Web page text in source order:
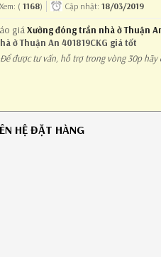
Xem: ( 1168) Cập nhật: 18/03/2019
giáXưởng đóng trần nhà ở Thuận
ở Thuận An 401819CKG giá tốt
được tư vấn, hỗ trợ trong vòng 30p
HỆ ĐẶT HÀNG